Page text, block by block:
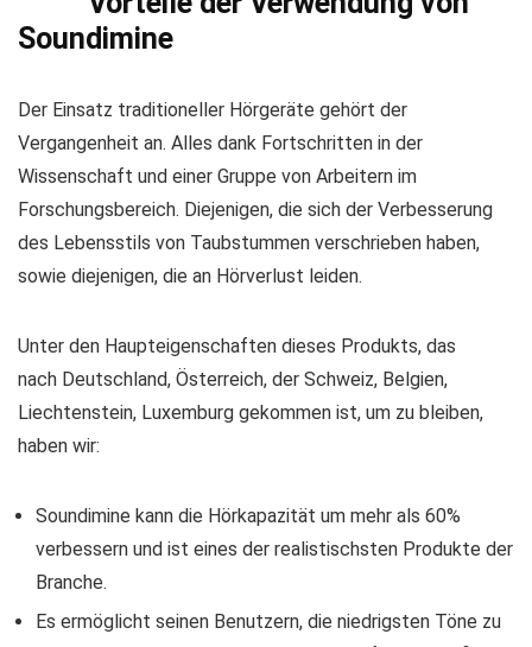
Soundimine
Der Einsatz traditioneller Hörgeräte gehört der
Vergangenheit an. Alles dank Fortschritten in der
Wissenschaft und einer Gruppe von Arbeitern im
Forschungsbereich. Diejenigen, die sich der Verbesserung
des Lebensstils von Taubstummen verschrieben haben,
sowie diejenigen, die an Hörverlust leiden.
Unter den Haupteigenschaften dieses Produkts, das
nach Deutschland, Österreich, der Schweiz, Belgien,
Liechtenstein, Luxemburg gekommen ist, um zu bleiben,
haben wir:
Soundimine kann die Hörkapazität um mehr als 60%
verbessern und ist eines der realistischsten Produkte der
Branche.
Es ermöglicht seinen Benutzern, die niedrigsten Töne zu